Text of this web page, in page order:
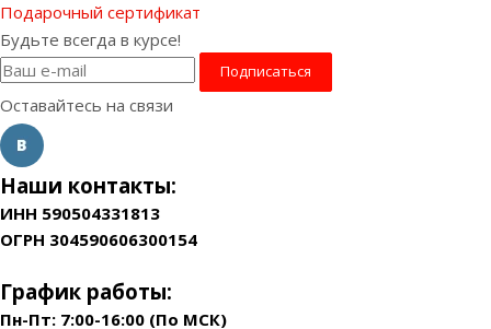
Подарочный сертификат
Будьте всегда в курсе!
Оставайтесь на связи
Наши контакты:
ИНН 590504331813
ОГРН 304590606300154
График работы:
Пн-Пт: 7:00-16:00 (По МСК)